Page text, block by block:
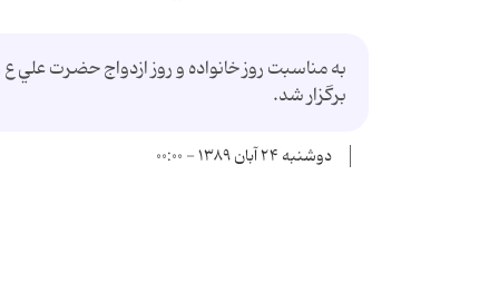
به مناسبت روز خانواده و روز ازدواج حضرت
برگزار شد.
دوشنبه ۲۴ آبان ۱۳۸۹ - ۰۰:۰۰